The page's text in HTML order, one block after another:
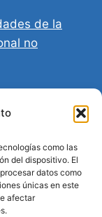
como las
del dispositivo. El
datos como
únicas en este
afectar
de la
no
un
en